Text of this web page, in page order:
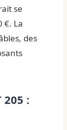
se
€. La
des
: